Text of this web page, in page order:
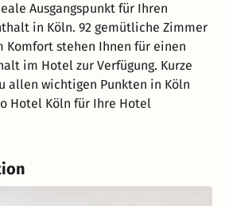
Ausgangspunkt für Ihren
in Köln. 92 gemütliche Zimmer
stehen Ihnen für einen
im Hotel zur Verfügung. Kurze
allen wichtigen Punkten in Köln
Hotel Köln für Ihre Hotel